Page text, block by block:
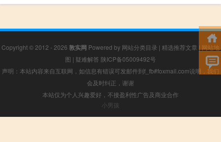
Copyright © 2012 - 2026 敦实网 Powered by 网站分类目录 | 精选推荐文章 | 网站地
图 | 疑难解答 陕ICP备05009492号
声明：本站内容来自互联网，如信息有错误可发邮件到f_fb#foxmail.com说明，我们
会及时纠正，谢谢
本站仅为个人兴趣爱好，不接盈利性广告及商业合作
小男孩